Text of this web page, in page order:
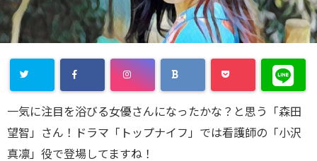
一気に注目を浴びる女優さんになったかな？と思う「森田
望智」さん！ドラマ「トップナイフ」では看護師の「小沢
真凛」役で登場してますね！